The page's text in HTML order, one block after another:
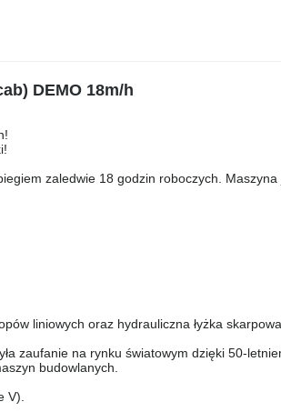
DEMO 18m/h
zaledwie 18 godzin roboczych. Maszyna
liniowych oraz hydrauliczna łyżka
zaufanie na rynku światowym dzięki 50-
budowlanych.
V).